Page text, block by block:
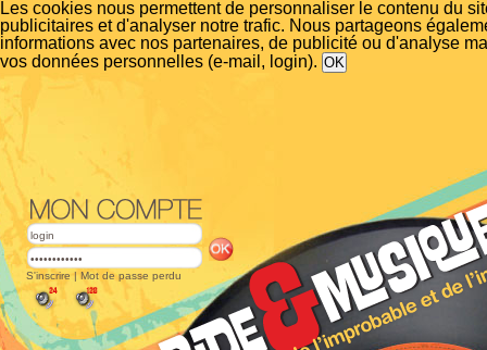
Les cookies nous permettent de personnaliser le contenu du
publicitaires et d'analyser notre trafic. Nous partageons
informations avec nos partenaires, de publicité ou d'analyse
vos données personnelles (e-mail, login).
S'inscrire | Mot de passe perdu